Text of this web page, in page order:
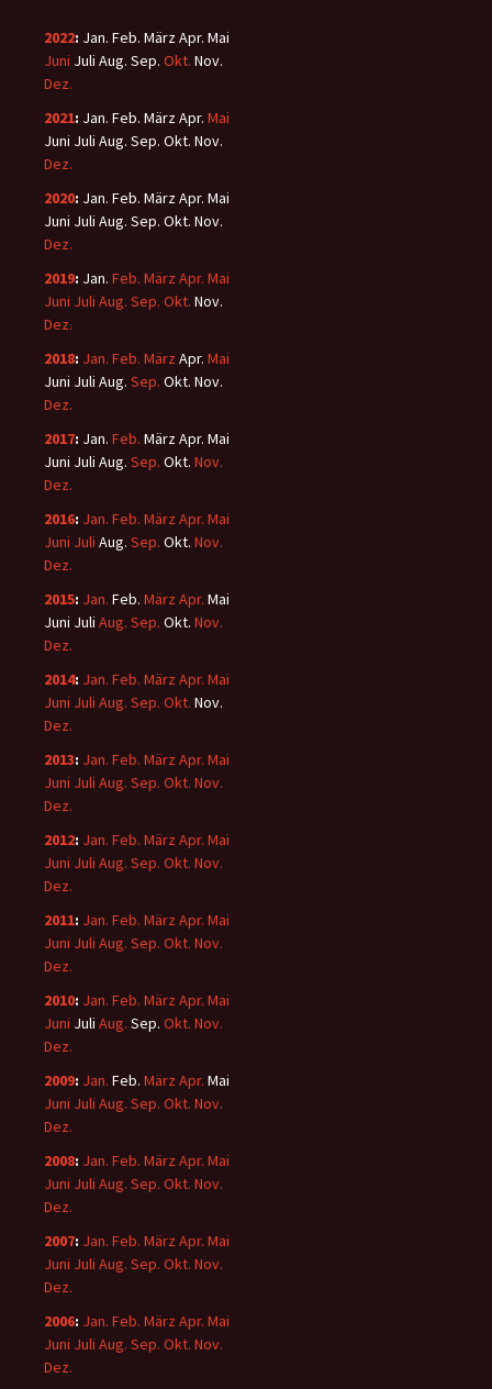
2022: Jan. Feb. MärzApr. Mai
Juni Juli Aug. Sep. Okt. Nov.
Dez.
2021: Jan. Feb. MärzApr. Mai
Juni Juli Aug. Sep. Okt. Nov.
Dez.
2020: Jan. Feb. MärzApr. Mai
Juni Juli Aug. Sep. Okt. Nov.
Dez.
2019: Jan. Feb. März Apr. Mai
Juni Juli Aug. Sep. Okt. Nov.
Dez.
2018: Jan. Feb. März Apr. Mai
Juni Juli Aug. Sep. Okt. Nov.
Dez.
2017: Jan. Feb. MärzApr. Mai
Juni Juli Aug. Sep. Okt. Nov.
Dez.
2016: Jan. Feb. März Apr. Mai
Juni Juli Aug. Sep. Okt. Nov.
Dez.
2015: Jan. Feb. März Apr. Mai
Juni Juli Aug. Sep. Okt. Nov.
Dez.
2014: Jan. Feb. März Apr. Mai
Juni Juli Aug. Sep. Okt. Nov.
Dez.
2013: Jan. Feb. März Apr. Mai
Juni Juli Aug. Sep. Okt. Nov.
Dez.
2012: Jan. Feb. März Apr. Mai
Juni Juli Aug. Sep. Okt. Nov.
Dez.
2011: Jan. Feb. März Apr. Mai
Juni Juli Aug. Sep. Okt. Nov.
Dez.
2010: Jan. Feb. März Apr. Mai
Juni Juli Aug. Sep. Okt. Nov.
Dez.
2009: Jan. Feb. März Apr. Mai
Juni Juli Aug. Sep. Okt. Nov.
Dez.
2008: Jan. Feb. März Apr. Mai
Juni Juli Aug. Sep. Okt. Nov.
Dez.
2007: Jan. Feb. März Apr. Mai
Juni Juli Aug. Sep. Okt. Nov.
Dez.
2006: Jan. Feb. März Apr. Mai
Juni Juli Aug. Sep. Okt. Nov.
Dez.